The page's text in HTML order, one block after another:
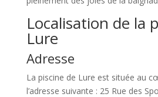
Localisation de la
Lure
Adresse
La piscine de Lure est située au
l’adresse suivante : 25 Rue des